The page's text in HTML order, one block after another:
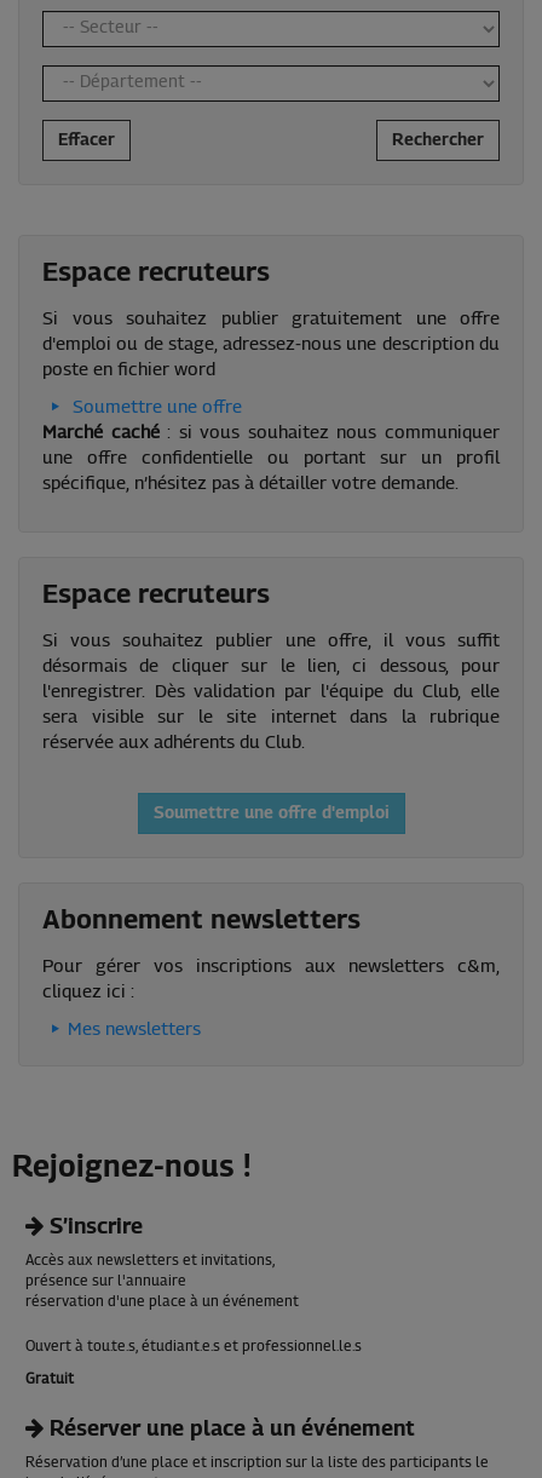
Effacer Rechercher
Espace recruteurs
Si vous souhaitez publier gratuitement une offre
d'emploi ou de stage, adressez-nous une description du
poste en fichier word
Soumettre une offre
Marché caché: si vous souhaitez nous communiquer
une offre confidentielle ou portant sur un profil
spécifique, n’hésitez pas à détailler votre demande.
Espace recruteurs
Si vous souhaitez publier une offre, il vous suffit
désormais de cliquer sur le lien, ci dessous, pour
l'enregistrer. Dès validation par l'équipe du Club, elle
sera visible sur le site internet dans la rubrique
réservée aux adhérents du Club.
Soumettre une offre d'emploi
Abonnement newsletters
Pour gérer vos inscriptions aux newsletters c&m,
cliquez ici :
Mes newsletters
Rejoignez-nous !
S’inscrire
Accès aux newsletters et invitations,
présence sur l'annuaire
réservation d'une place à un événement
Ouvert à tou.te.s, étudiant.e.s et professionnel.le.s
Gratuit
Réserver une place à un événement
Réservation d’une place et inscription sur la liste des participants le